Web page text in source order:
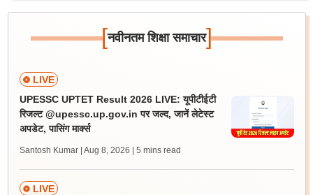
[नवीनतम शिक्षा समाचार]
LIVE
UPESSC UPTET Result 2026 LIVE: यूपीटीईटी
रिजल्ट @upessc.up.gov.in पर जल्द, जानें लेटेस्ट
अपडेट, पासिंग मार्क्स
Santosh Kumar | Aug 8, 2026 | 5 mins read
LIVE